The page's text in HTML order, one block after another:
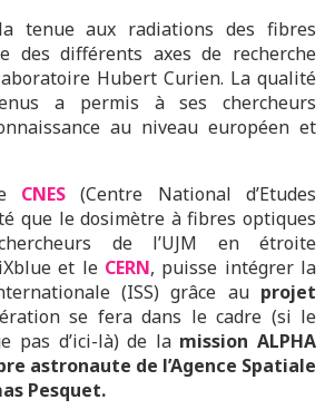
tenue aux radiations des fibres
des différents axes de recherche
Hubert Curien. La qualité
a permis à ses chercheurs
au niveau européen et
CNES (Centre National d’Etudes
que le dosimètre à fibres optiques
de l’UJM en étroite
et le CERN, puisse intégrer la
(ISS) grâce au projet
se fera dans le cadre (si le
pas d’ici-là) de la mission ALPHA
astronaute de l’Agence Spatiale
Pesquet.